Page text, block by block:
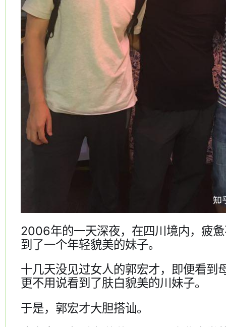
2006年的一天深夜，在四川境内，疲
到了一个年轻貌美的妹子。
十几天没见过女人的郭宏才，即便看到
更不用说看到了肤白貌美的川妹子。
于是，郭宏才大胆搭讪。